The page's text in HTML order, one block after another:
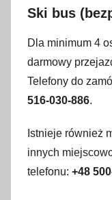
Ski bus
Dla minimum 4
darmowy
Telefony do
516-030-886.
Istnieje również
innych
telefonu: +48